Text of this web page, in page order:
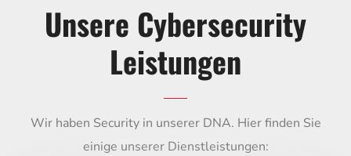
Unsere Cybersecurity
Leistungen
Wir haben Security in unserer DNA. Hier finden Sie
einige unserer Dienstleistungen: